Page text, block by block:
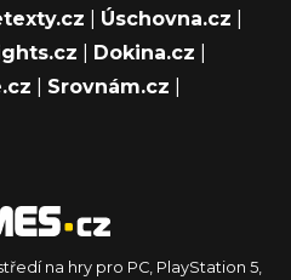
Úschovna.cz
Dokina.cz
Srovnám.cz
na hry pro PC, PlayStation 5,